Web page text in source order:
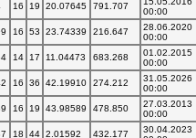
16 19 20.07645 791.707
00:00
16 53 23.74339 216.647
28.06.2020
00:00
14 17 11.04473 683.268
01.02.2015
00:00
16 36 42.19910 274.212
31.05.2026
00:00
16 19 43.98589 478.850
27.03.2013
00:00
18 44 2.01592 432.177
30.04.2023